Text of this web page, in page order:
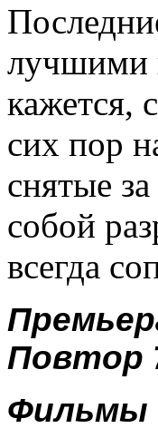
лучшими
кажется,
сих пор
снятые
собой
всегда
Повтор
Фильмы